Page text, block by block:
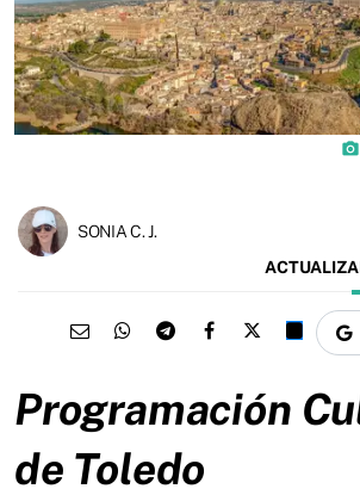
photo_camera
SONIA C. J.
Programación
de Toledo